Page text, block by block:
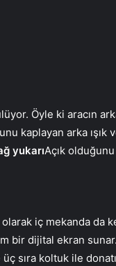
Öyle ki aracın
kaplayan arka
yukarıAçık
olarak iç mekanda da
bir dijital ekran
sıra koltuk ile